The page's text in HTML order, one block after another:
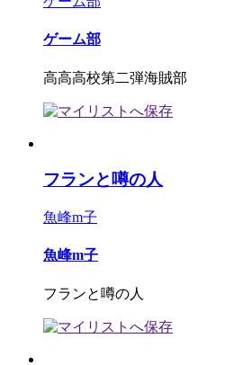
ゲーム部
高高高校第二弾海賊部
フランと噂の人
魚峰m子
魚峰m子
フランと噂の人